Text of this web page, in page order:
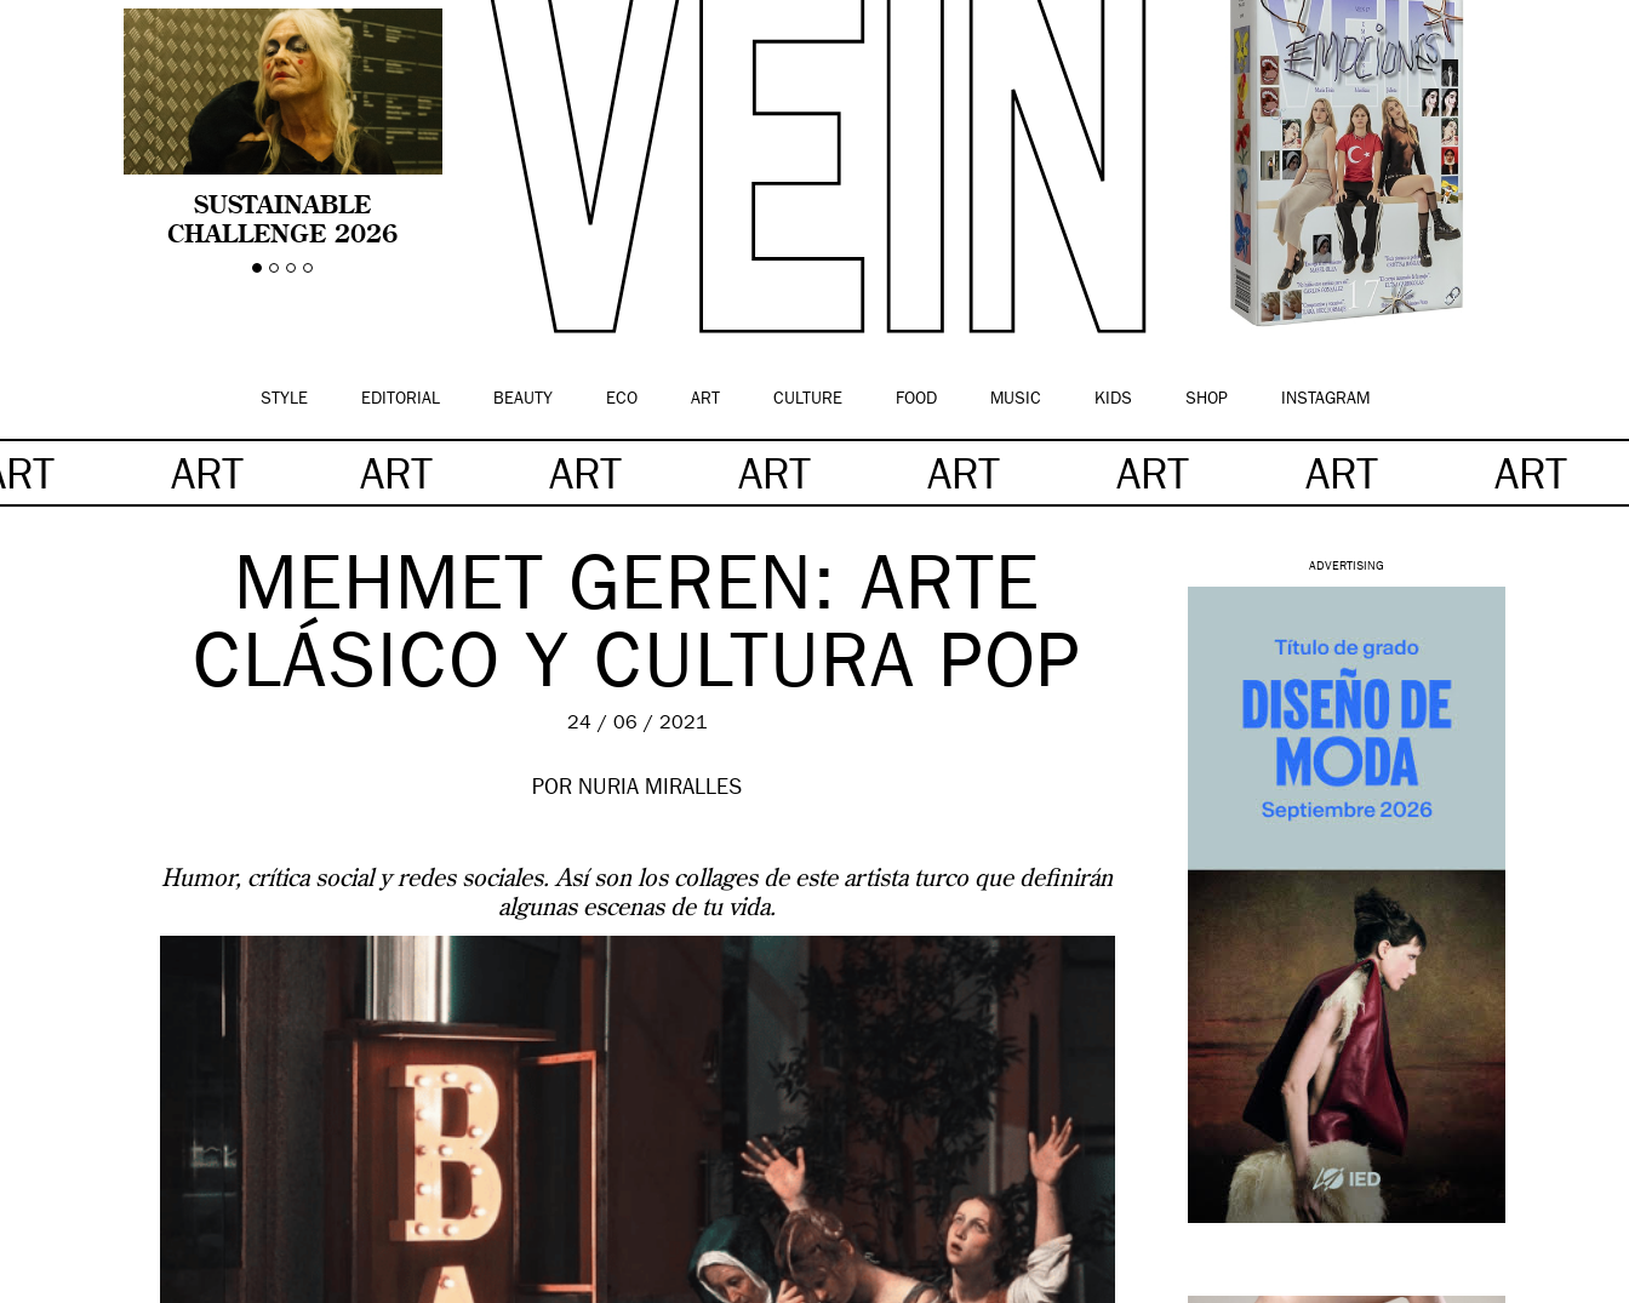
SUSTAINABLE
CHALLENGE 2026
CELEBRA LA
STYLE EDITORIAL BEAUTY ECO ART CULTURE FOOD MUSIC KIDS SHOP INSTAGRAM
ART ART ART ART ART ART ART ART
MEHMET GEREN: ARTE
CLÁSICO Y CULTURA POP
24 / 06 / 2021
POR NURIA MIRALLES
Humor, crítica social y redes sociales. Así son los collages de este artista turco que definirán
algunas escenas de tu vida.
ADVERTISING